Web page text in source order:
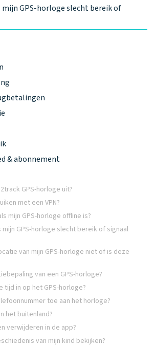
& abonnement
GPS-horloge uit?
met een VPN?
mijn GPS-horloge offline is?
mijn GPS-horloge slecht bereik of signaal
van mijn GPS-horloge niet of is deze
van een GPS-horloge?
tijd in op het GPS-horloge?
toe aan het horloge?
het buitenland?
verwijderen in de app?
van mijn kind bekijken?
mijn GPS-horloge slecht bereik of